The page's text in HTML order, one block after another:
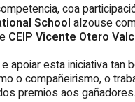
coa
School alzouse
CEIP Vicente Otero
apoiar esta iniciativa tan
o compañeirismo, o
premios aos gañadores.